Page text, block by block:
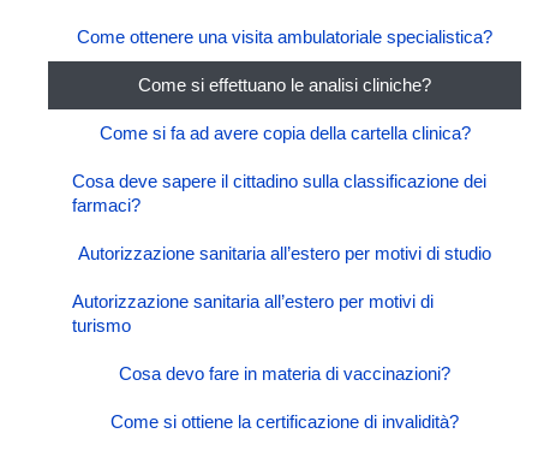
Come ottenere una visita ambulatoriale specialistica?
Come si effettuano le analisi cliniche?
Come si fa ad avere copia della cartella clinica?
Cosa deve sapere il cittadino sulla classificazione dei
farmaci?
Autorizzazione sanitaria all’estero per motivi di studio
Autorizzazione sanitaria all’estero per motivi di
turismo
Cosa devo fare in materia di vaccinazioni?
Come si ottiene la certificazione di invalidità?